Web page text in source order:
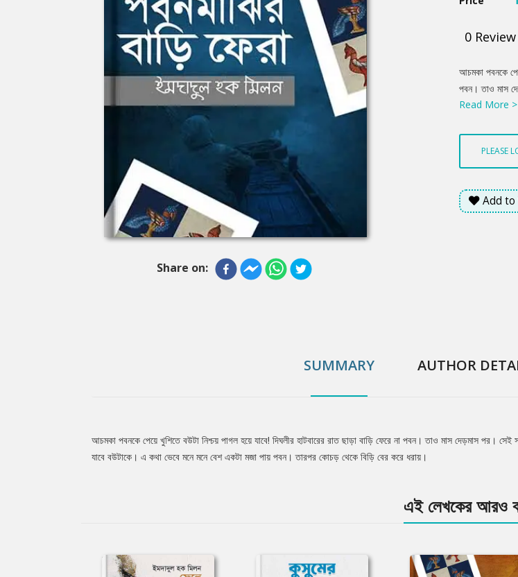
Share on:
0 Review
Product
আচমকা পবনকে
পবন। তাও মাস
পবনের জন্যে। আজ
Read More >
PLEASE
Add
SUMMARY AUTHOR
Tab
আচমকা পবনকে পেয়ে খুশিতে বউটা নিশ্চয় পাগল হয়ে যাবে! দিঘলীর হাটবারের রাত ছাড়া বাড়ি ফেরে না পবন। তাও মাস দেড়মাস পর।
যাবে বউটাকে। এ কথা ভেবে মনে মনে বেশ একটা মজা পায় পবন। তারপর কোচড় থেকে বিড়ি বের করে ধরায়।
এই লেখকের আরও